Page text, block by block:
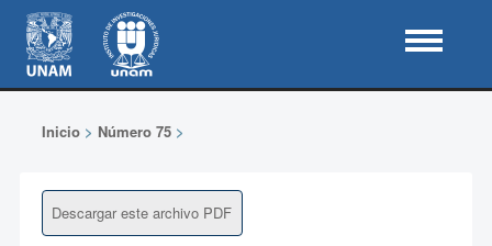
Inicio> Número 75>
Descargar este archivo PDF